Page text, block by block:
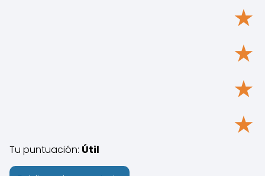
★
★
★
★
Tu puntuación: Útil